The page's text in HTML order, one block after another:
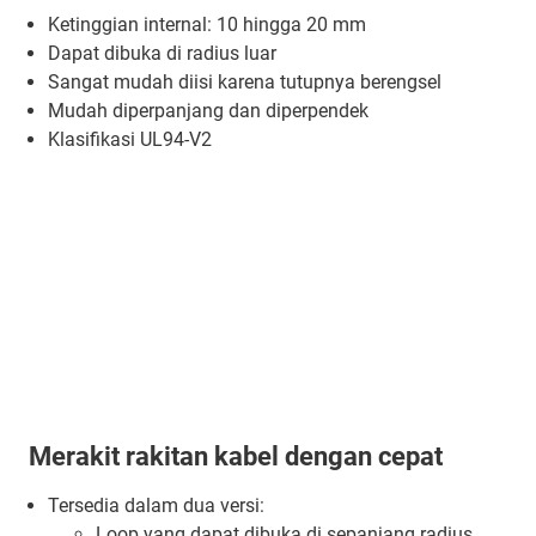
Ketinggian internal: 10 hingga 20 mm
Dapat dibuka di radius luar
Sangat mudah diisi karena tutupnya berengsel
Mudah diperpanjang dan diperpendek
Klasifikasi UL94-V2
Merakit rakitan kabel dengan cepat
Tersedia dalam dua versi: